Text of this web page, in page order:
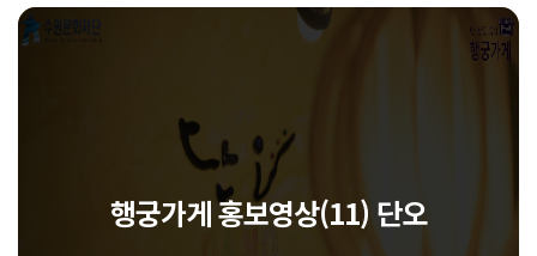
행궁가게 홍보영상(11) 단오